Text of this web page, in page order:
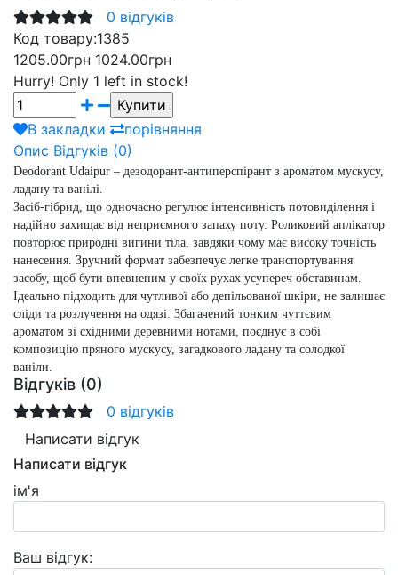
0 відгуків
Код товару:1385
1205.00грн 1024.00грн
Hurry! Only 1 left in stock!
В закладки
порівняння
Опис Відгуків (0)
Deodorant Udaipur – дезодорант-антиперспірант з ароматом мускусу,
ладану та ванілі.
Засіб-гібрид, що одночасно регулює інтенсивність потовиділення і
надійно захищає від неприємного запаху поту. Роликовий аплікатор
повторює природні вигини тіла, завдяки чому має високу точність
нанесення. Зручний формат забезпечує легке транспортування
засобу, щоб бути впевненим у своїх рухах усупереч обставинам.
Ідеально підходить для чутливої або депільованої шкіри, не залишає
сліди та розлучення на одязі. Збагачений тонким чуттєвим
ароматом зі східними деревними нотами, поєднує в собі
композицію пряного мускусу, загадкового ладану та солодкої
ваніли.
Відгуків (0)
0 відгуків
Написати відгук
Написати відгук
ім'я
Ваш відгук: